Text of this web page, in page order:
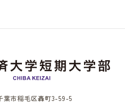
市稲毛区轟町3-59-5